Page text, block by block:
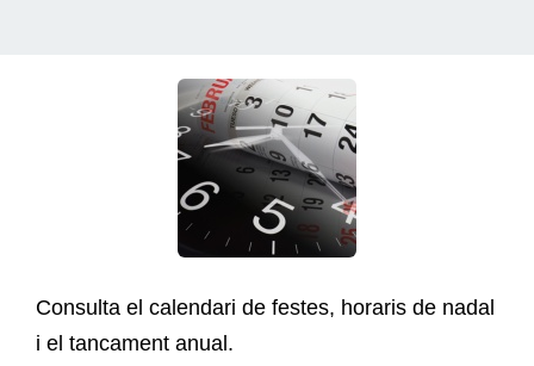
Consulta el calendari de festes, horaris de nadal
i el tancament anual.